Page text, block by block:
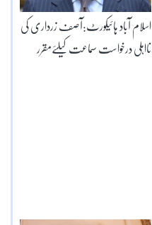
اسلام آباد ہائیکورٹ:آصف زرداری کی
نااہلی درخواست سماعت کیلئےمقرر